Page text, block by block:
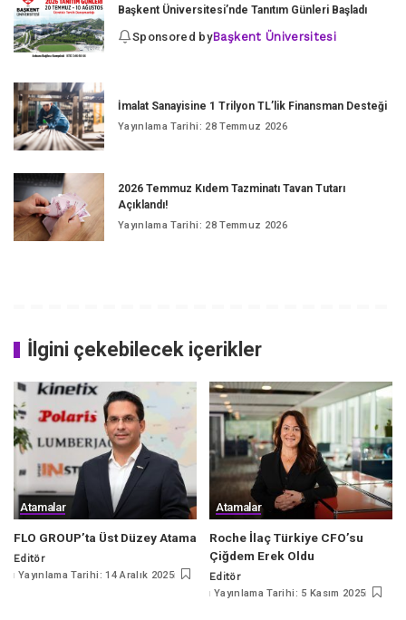
Başkent Üniversitesi’nde Tanıtım Günleri Başladı
Sponsored byBaşkent Üniversitesi
İmalat Sanayisine 1 Trilyon TL’lik Finansman Desteği
Yayınlama Tarihi: 28 Temmuz 2026
2026 Temmuz Kıdem Tazminatı Tavan Tutarı
Açıklandı!
Yayınlama Tarihi: 28 Temmuz 2026
İlgini çekebilecek içerikler
Atamalar
FLO GROUP’ta Üst Düzey Atama
Posted
by
Editör
Yayınlama Tarihi: 14 Aralık 2025
Atamalar
Roche İlaç Türkiye CFO’su
Çiğdem Erek Oldu
Posted
by
Editör
Yayınlama Tarihi: 5 Kasım 2025